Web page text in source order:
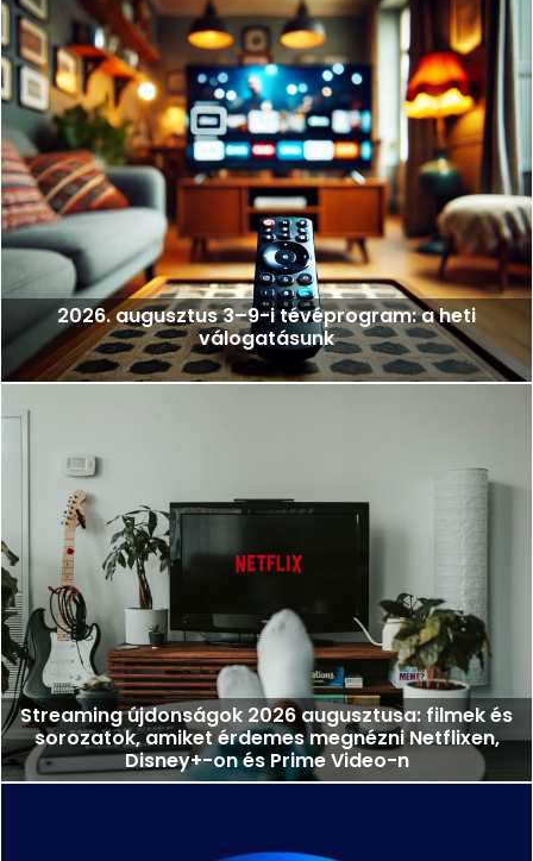
2026. augusztus 3–9-i tévéprogram: a heti
válogatásunk
Streaming újdonságok 2026 augusztusa: filmek és
sorozatok, amiket érdemes megnézni Netflixen,
Disney+-on és Prime Video-n